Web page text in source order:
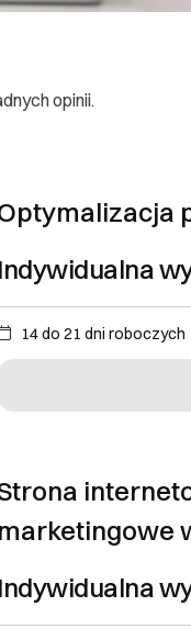
opinii.
14 do 21 dni roboczych
Indywidualna
marketingowe
Indywidualna